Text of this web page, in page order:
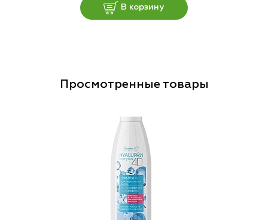
В корзину
Просмотренные товары